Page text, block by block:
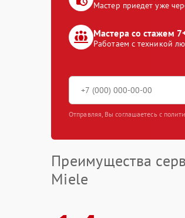
Мастер приедет уже
Мастера со стажем
Работаем с техникой
Отправляя, Вы соглашаетесь с
Преимущества
Miele